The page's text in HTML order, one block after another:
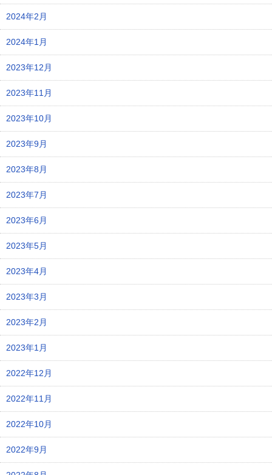
2024年2月
2024年1月
2023年12月
2023年11月
2023年10月
2023年9月
2023年8月
2023年7月
2023年6月
2023年5月
2023年4月
2023年3月
2023年2月
2023年1月
2022年12月
2022年11月
2022年10月
2022年9月